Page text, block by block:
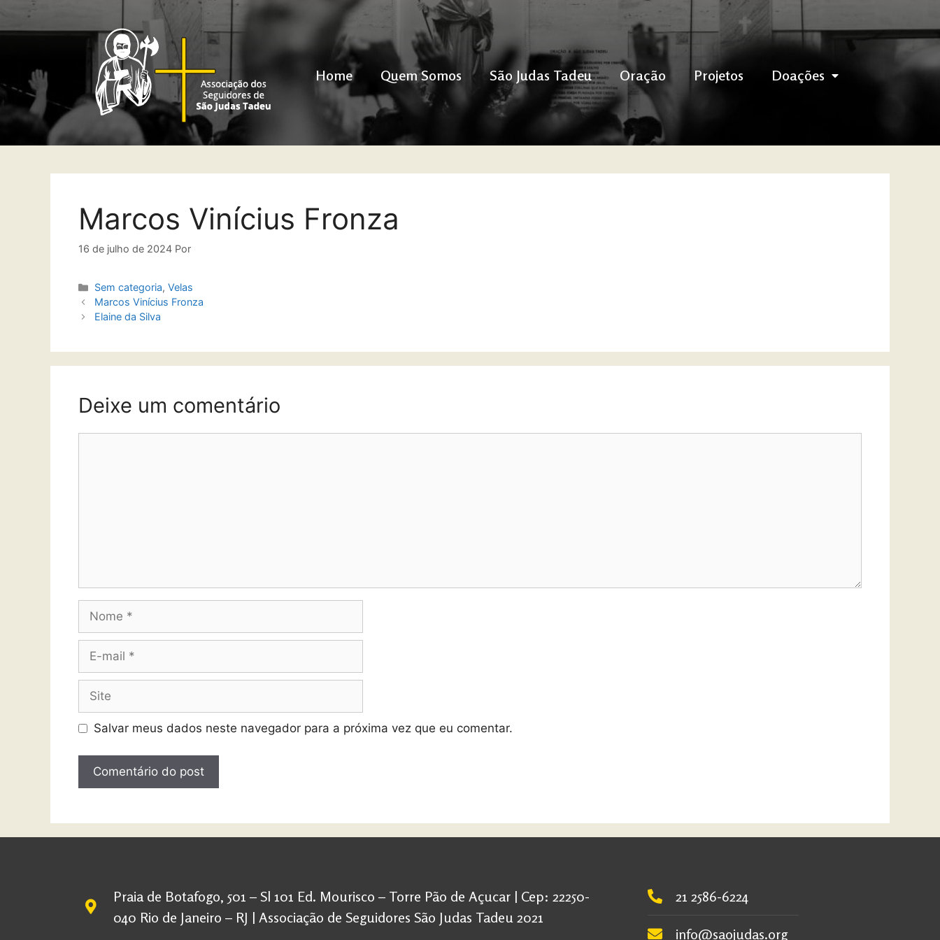
Home Quem Somos São Judas Tadeu Oração Projetos Doações
Marcos Vinícius Fronza
16 de julho de 2024 Por
Sem categoria,Velas
Marcos Vinícius Fronza
Elaine da Silva
Deixe um comentário
Salvar meus dados neste navegador para a próxima vez que eu comentar.
Praia de Botafogo, 501 – Sl 101 Ed. Mourisco – Torre Pão de Açucar | Cep: 22250-
040 Rio de Janeiro – RJ | Associação de Seguidores São Judas Tadeu 2021
21 2586-6224
info@saojudas.org